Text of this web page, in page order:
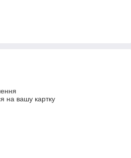
на вашу картку